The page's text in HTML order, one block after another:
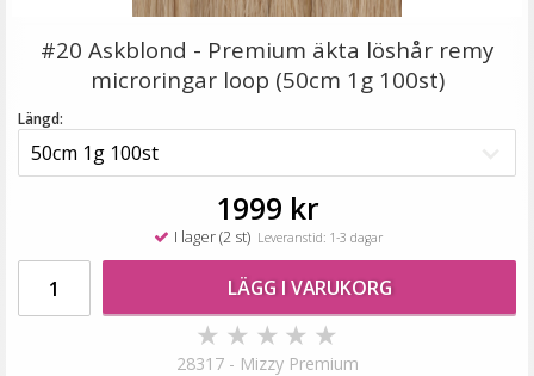
LÄGG I VARUKORG
#20 Askblond - Premium äkta löshår remy
microringar loop (50cm 1g 100st)
Längd:
1999 kr
I lager (2 st) Leveranstid: 1-3 dagar
LÄGG I VARUKORG
★ ★ ★ ★ ★
28317 - Mizzy Premium